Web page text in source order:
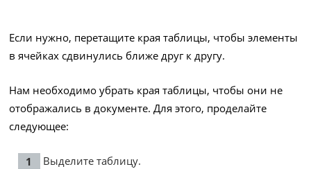
Если нужно, перетащите края таблицы, чтобы элементы
в ячейках сдвинулись ближе друг к другу.
Нам необходимо убрать края таблицы, чтобы они не
отображались в документе. Для этого, проделайте
следующее:
Выделите таблицу.